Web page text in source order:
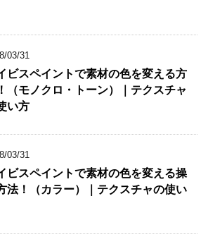
03/31
ビスペイントで素材の色を変える方
（モノクロ・トーン）｜テクスチャ
い方
03/31
ビスペイントで素材の色を変える操
法！（カラー）｜テクスチャの使い